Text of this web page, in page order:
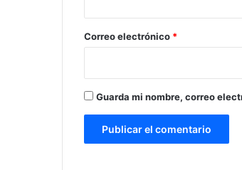
*
Correo electrónico *
Guarda mi nombre, correo